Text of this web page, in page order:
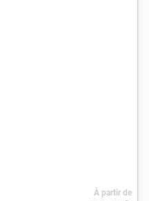
À partir de